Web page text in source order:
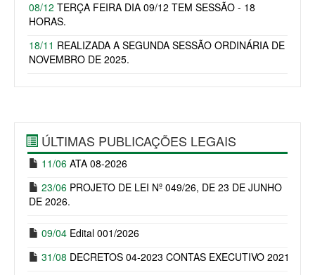
08/12 TERÇA FEIRA DIA 09/12 TEM SESSÃO - 18
HORAS.
18/11 REALIZADA A SEGUNDA SESSÃO ORDINÁRIA DE
NOVEMBRO DE 2025.
ÚLTIMAS PUBLICAÇÕES LEGAIS
11/06 ATA 08-2026
23/06 PROJETO DE LEI Nº 049/26, DE 23 DE JUNHO
DE 2026.
09/04 Edital 001/2026
31/08 DECRETOS 04-2023 CONTAS EXECUTIVO 2021